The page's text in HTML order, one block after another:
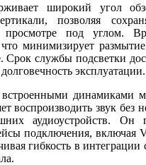
широкий угол
позволяя
просмотре под углом.
что минимизирует
Срок службы подсветки
эксплуатации.
динамиками
воспроизводить звук без
аудиоустройств. Он
подключения, включая
гибкость в